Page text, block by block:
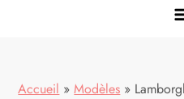
Accueil » Modèles »